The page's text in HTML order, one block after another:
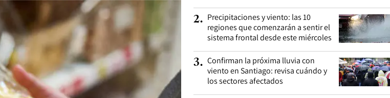
2. Precipitaciones y viento: las 10
regiones que comenzarán a sentir el
sistema frontal desde este miércoles
3. Confirman la próxima lluvia con
viento en Santiago: revisa cuándo y
los sectores afectados